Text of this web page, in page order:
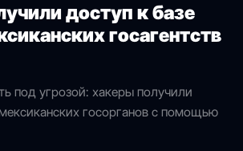
доступ к базе
госагентств
под угрозой: хакеры получили
госорганов с помощью